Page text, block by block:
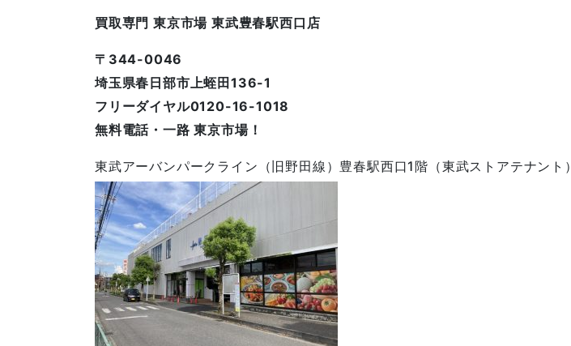
買取専門 東京市場 東武豊春駅西口店
〒344-0046
埼玉県春日部市上蛭田136-1
フリーダイヤル0120-16-1018
無料電話・一路 東京市場！
東武アーバンパークライン（旧野田線）豊春駅西口1階（東武ストアテナント）